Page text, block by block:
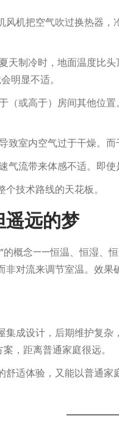
机把空气吹过换热器
天制冷时，地面温度比
明显不适。
（或高于）房间其他位
致室内空气过于干燥。
气流带来体感不适。即
技术路线的天花板。
遥远的梦
的概念——恒温、恒湿、
对流来调节室温。效
成设计，后期维护复
，距离普通家庭很远。
适体验，又能以普通家